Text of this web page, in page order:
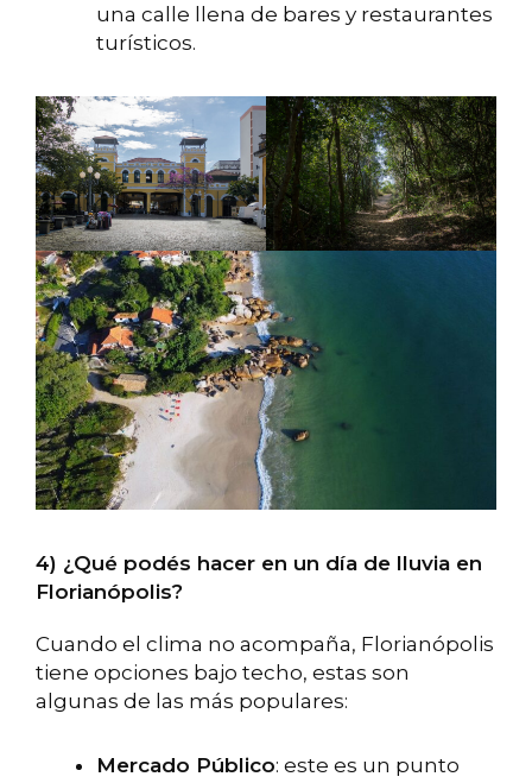
una calle llena de bares y restaurantes
turísticos.
4) ¿Qué podés hacer en un día de lluvia en
Florianópolis?
Cuando el clima no acompaña, Florianópolis
tiene opciones bajo techo, estas son
algunas de las más populares:
Mercado Público: este es un punto